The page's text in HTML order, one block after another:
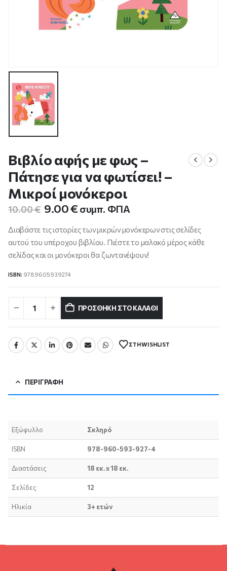
Βιβλίο αφής με φως –
Πάτησε για να φωτίσει! –
Μικροί μονόκεροι
10.00€ Original
was:
10.00 €.
9.00€Η
τρέχουσα
τιμή
είναι:
9.00 €.
συμπ. ΦΠΑ
Διαβάστε τις ιστορίες των μικρών μονόκερων στις σελίδες
αυτού του υπέροχου βιβλίου. Πιέστε το μαλακό μέρος κάθε
σελίδας και οι μονόκεροι θα ζωντανέψουν!
ISBN: 9789605939274
ΠΡΟΣΘΉΚΗ ΣΤΟ ΚΑΛΆΘΙ
ΣΤΗ WISHLIST
ΠΕΡΙΓΡΑΦΉ
Εξώφυλλο Σκληρό
ISBN 978-960-593-927-4
Διαστάσεις 18 εκ. x 18 εκ.
Σελίδες 12
Ηλικία 3+ ετών